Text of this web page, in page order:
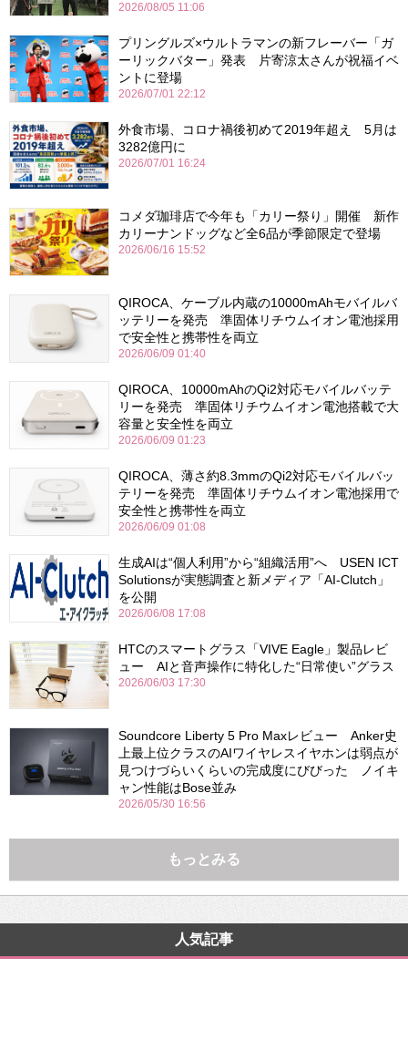
2026/08/05 11:06
プリングルズ×ウルトラマンの新フレーバー「ガ
ーリックバター」発表 片寄涼太さんが祝福イベ
ントに登場
2026/07/01 22:12
外食市場、コロナ禍後初めて2019年超え 5月は
3282億円に
2026/07/01 16:24
コメダ珈琲店で今年も「カリー祭り」開催 新作
カリーナンドッグなど全6品が季節限定で登場
2026/06/16 15:52
QIROCA、ケーブル内蔵の10000mAhモバイルバ
ッテリーを発売 準固体リチウムイオン電池採用
で安全性と携帯性を両立
2026/06/09 01:40
QIROCA、10000mAhのQi2対応モバイルバッテ
リーを発売 準固体リチウムイオン電池搭載で大
容量と安全性を両立
2026/06/09 01:23
QIROCA、薄さ約8.3mmのQi2対応モバイルバッ
テリーを発売 準固体リチウムイオン電池採用で
安全性と携帯性を両立
2026/06/09 01:08
生成AIは“個人利用”から“組織活用”へ USEN ICT
Solutionsが実態調査と新メディア「AI-Clutch」
を公開
2026/06/08 17:08
HTCのスマートグラス「VIVE Eagle」製品レビ
ュー AIと音声操作に特化した“日常使い”グラス
2026/06/03 17:30
Soundcore Liberty 5 Pro Maxレビュー Anker史
上最上位クラスのAIワイヤレスイヤホンは弱点が
見つけづらいくらいの完成度にびびった ノイキ
ャン性能はBose並み
2026/05/30 16:56
もっとみる
人気記事